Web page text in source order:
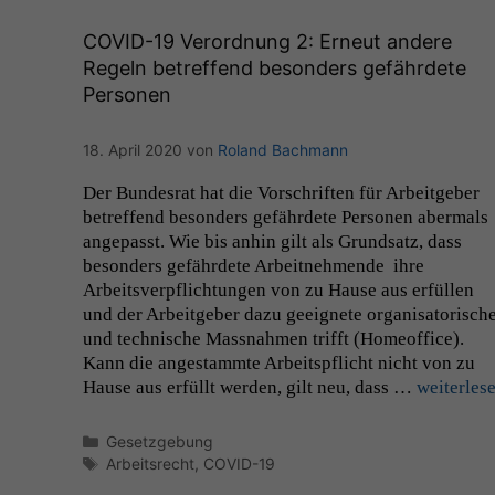
COVID-19 Verordnung 2: Erneut andere
Regeln betreffend besonders gefährdete
Personen
18. April 2020 von Roland Bachmann
Der Bun­desrat hat die Vorschriften für Arbeit­ge­ber
betr­e­f­fend beson­ders gefährdete Per­so­n­en aber­mals
angepasst. Wie bis anhin gilt als Grund­satz, dass
beson­ders gefährdete Arbeit­nehmende ihre
Arbeitsverpflich­tun­gen von zu Hause aus erfüllen
und der Arbeit­ge­ber dazu geeignete organ­isatorische
und tech­nis­che Mass­nah­men trifft (Home­of­fice).
Kann die anges­tammte Arbeit­spflicht nicht von zu
Hause aus erfüllt wer­den, gilt neu, dass …
Kategorien
Gesetzgebung
Schlagwörter
Arbeitsrecht, COVID-19